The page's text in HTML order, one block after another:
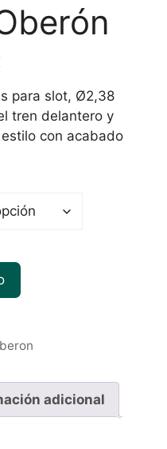
para slot, Ø2,38
tren delantero y
con acabado
adicional